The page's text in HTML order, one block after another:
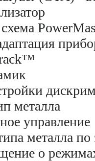
металла
управление
металла по
о